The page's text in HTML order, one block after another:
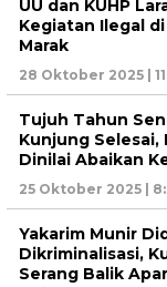
UU dan KUHP
Kegiatan Ilegal
Marak
28 Oktober 2025 |
Tujuh Tahun
Kunjung Selesai,
Dinilai Abaikan
25 Oktober 2025 |
Yakarim Munir
Dikriminalisasi,
Serang Balik